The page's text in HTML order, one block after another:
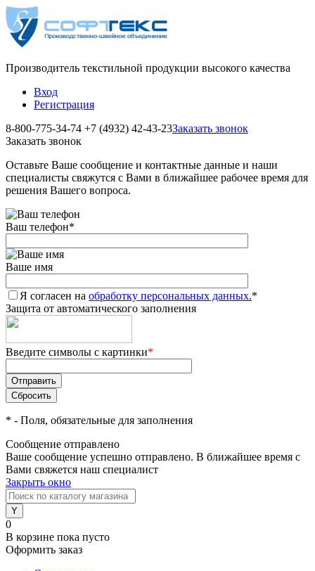
Производитель текстильной продукции высокого качества
Вход
Регистрация
8-800-775-34-74 +7 (4932) 42-43-23Заказать звонок
Заказать звонок
Оставьте Ваше сообщение и контактные данные и наши
специалисты свяжутся с Вами в ближайшее рабочее время для
решения Вашего вопроса.
Ваш телефон*
Ваше имя
Я согласен на обработку персональных данных.*
Защита от автоматического заполнения
Введите символы с картинки*
* - Поля, обязательные для заполнения
Сообщение отправлено
Ваше сообщение успешно отправлено. В ближайшее время с
Вами свяжется наш специалист
Закрыть окно
0
В корзине пока пусто
Оформить заказ